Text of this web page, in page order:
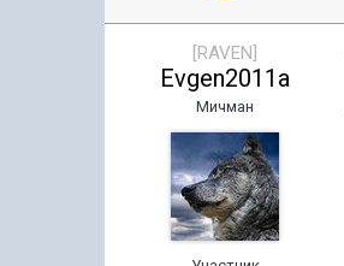
[RAVEN]
Evgen2011a
Мичман